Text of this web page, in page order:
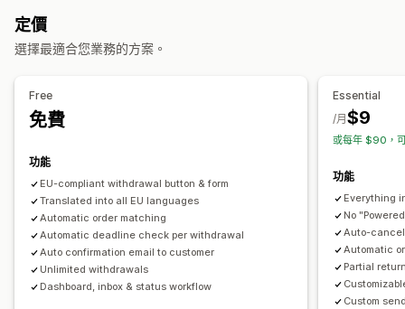
彈出式視窗
自訂文字 按鈕
定價
選擇最適合您業務的方案。
Free
免費
功能
EU-compliant withdrawal button & form
Translated into all EU languages
Automatic order matching
Automatic deadline check per withdrawal
Auto confirmation email to customer
Unlimited withdrawals
Dashboard, inbox & status workflow
Essential
$9
/月
或每年 $90，
功能
Everything
No
Auto-
Automatic
Partial
Custom